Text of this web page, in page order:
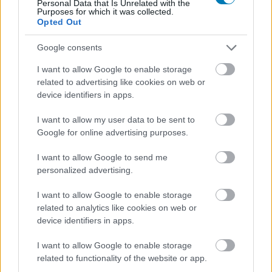
Personal Data that Is Unrelated with the
Purposes for which it was collected.
Opted Out
Google consents
I want to allow Google to enable storage
related to advertising like cookies on web or
device identifiers in apps.
I want to allow my user data to be sent to
Google for online advertising purposes.
I want to allow Google to send me
personalized advertising.
I want to allow Google to enable storage
related to analytics like cookies on web or
device identifiers in apps.
I want to allow Google to enable storage
related to functionality of the website or app.
zavaros főmenü
Tegyél magadnak egy
szívességet és nézd meg az év
egyik legjobb sorozatát